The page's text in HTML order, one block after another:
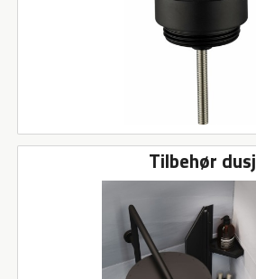
Tilbehør dusj